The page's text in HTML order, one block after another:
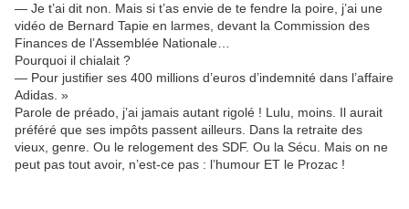
— Je t’ai dit non. Mais si t’as envie de te fendre la poire, j’ai une
vidéo de Bernard Tapie en larmes, devant la Commission des
Finances de l’Assemblée Nationale…
Pourquoi il chialait ?
— Pour justifier ses 400 millions d’euros d’indemnité dans l’affaire
Adidas. »
Parole de préado, j’ai jamais autant rigolé ! Lulu, moins. Il aurait
préféré que ses impôts passent ailleurs. Dans la retraite des
vieux, genre. Ou le relogement des SDF. Ou la Sécu. Mais on ne
peut pas tout avoir, n’est-ce pas : l’humour ET le Prozac !